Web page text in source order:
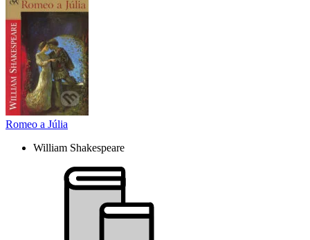
Romeo a Júlia
William Shakespeare